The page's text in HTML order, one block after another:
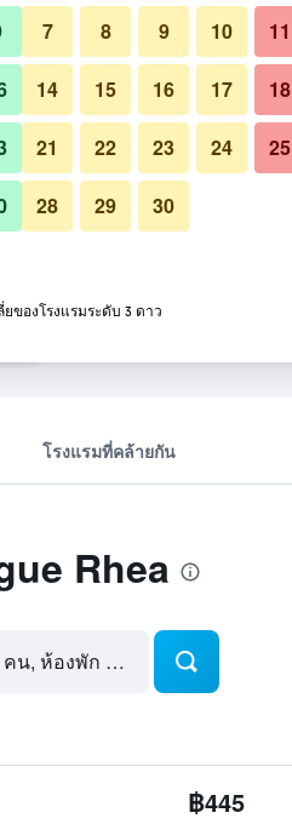
อื่น ๆ
รูปภาพของ a&o Prague Rhea
โรงแรมที่คล้ายกัน
Rhea
น, ห้องพัก 1 ห้อง
฿445
7 8 9 10 11
14 15 16 17 18
21 22 23 24 25
28 29 30
ของโรงแรมระดับ 3 ดาว